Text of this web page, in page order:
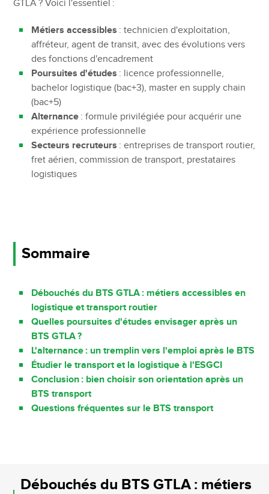
GTLA ? Voici l'essentiel :
Métiers accessibles : technicien d'exploitation,
affréteur, agent de transit, avec des évolutions vers
des fonctions d'encadrement
Poursuites d'études : licence professionnelle,
bachelor logistique (bac+3), master en supply chain
(bac+5)
Alternance : formule privilégiée pour acquérir une
expérience professionnelle
Secteurs recruteurs : entreprises de transport routier,
fret aérien, commission de transport, prestataires
logistiques
Sommaire
Débouchés du BTS GTLA : métiers accessibles en
logistique et transport routier
Quelles poursuites d'études envisager après un
BTS GTLA ?
L'alternance : un tremplin vers l'emploi après le BTS
Étudier le transport et la logistique à l'ESGCI
Conclusion : bien choisir son orientation après un
BTS transport
Questions fréquentes sur le BTS transport
Débouchés du BTS GTLA : métiers